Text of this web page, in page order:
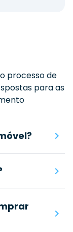
processo de
para as